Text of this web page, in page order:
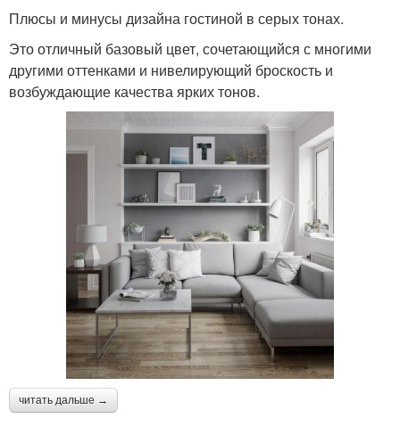
Плюсы и минусы дизайна гостиной в серых тонах.
Это отличный базовый цвет, сочетающийся с многими
другими оттенками и нивелирующий броскость и
возбуждающие качества ярких тонов.
читать дальше →